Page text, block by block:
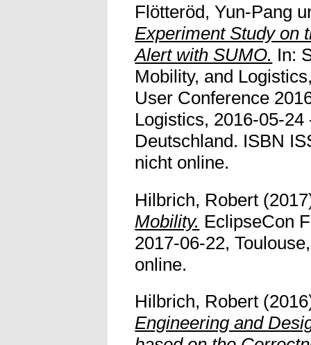
Flötteröd, Yun-Pang
Experiment Study on
Alert with SUMO. In:
Mobility, and
User Conference
Logistics, 2016-05-
Deutschland. ISBN
nicht online.
Hilbrich, Robert
Mobility. EclipseCon
2017-06-22,
online.
Hilbrich, Robert
Engineering and